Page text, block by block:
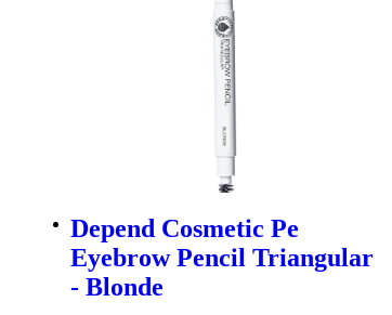
Depend Cosmetic Pe
Eyebrow Pencil Triangular
- Blonde